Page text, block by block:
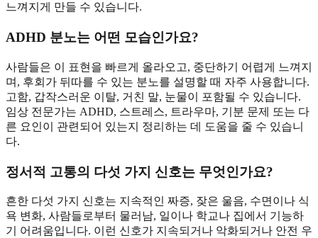
느껴지게 만들 수 있습니다.
ADHD 분노는 어떤 모습인가요?
사람들은 이 표현을 빠르게 올라오고, 중단하기 어렵게 느껴지
며, 후회가 뒤따를 수 있는 분노를 설명할 때 자주 사용합니다.
고함, 갑작스러운 이탈, 거친 말, 눈물이 포함될 수 있습니다.
임상 전문가는 ADHD, 스트레스, 트라우마, 기분 문제 또는 다
른 요인이 관련되어 있는지 정리하는 데 도움을 줄 수 있습니
다.
정서적 고통의 다섯 가지 신호는 무엇인가요?
흔한 다섯 가지 신호는 지속적인 짜증, 잦은 울음, 수면이나 식
욕 변화, 사람들로부터 물러남, 일이나 학교나 집에서 기능하
기 어려움입니다. 이런 신호가 지속되거나 악화되거나 안전 우